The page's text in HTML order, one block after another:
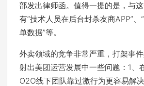
部发出律师函。值得一提的是，与
有“技术人员在后台封杀友商APP”、
单数据”等。
外卖领域的竞争非常严重，打架事
射出美团运营发展中一些问题：1、
O2O线下团队靠过激行为更容易解